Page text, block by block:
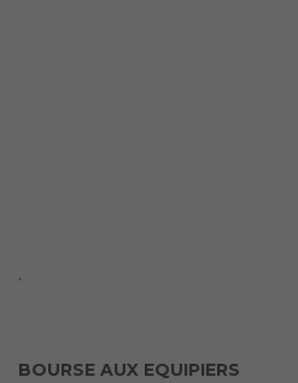
`
BOURSE AUX EQUIPIERS